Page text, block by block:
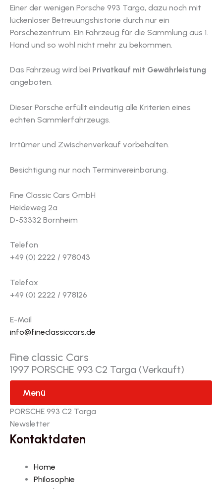
Einer der wenigen Porsche 993 Targa, dazu noch mit
lückenloser Betreuungshistorie durch nur ein
Porschezentrum. Ein Fahrzeug für die Sammlung aus 1.
Hand und so wohl nicht mehr zu bekommen.
Das Fahrzeug wird bei Privatkauf mit Gewährleistung
angeboten.
Dieser Porsche erfüllt eindeutig alle Kriterien eines
echten Sammlerfahrzeugs.
Irrtümer und Zwischenverkauf vorbehalten.
Besichtigung nur nach Terminvereinbarung.
Fine Classic Cars GmbH
Heideweg 2a
D-53332 Bornheim
Telefon
+49 (0) 2222 / 978043
Telefax
+49 (0) 2222 / 978126
E-Mail
info@fineclassiccars.de
Fine classic Cars
1997 PORSCHE 993 C2 Targa (Verkauft)
Menü
PORSCHE 993 C2 Targa
Newsletter
Kontaktdaten
Home
Philosophie